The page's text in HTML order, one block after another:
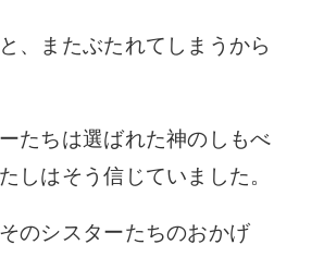
、またぶたれてしまうから
たちは選ばれた神のしもべ
しはそう信じていました。
のシスターたちのおかげ